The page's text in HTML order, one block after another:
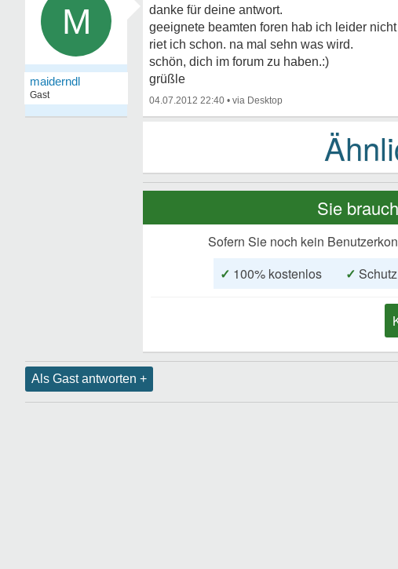
M
maiderndl
Gast
danke für deine antwort.
geeignete beamten foren hab ich leider
riet ich schon. na mal sehn was wird.
schön, dich im forum zu haben.:)
grüßle
04.07.2012 22:40 •
Sie
Sofern Sie noch kein
✓ 100% kostenlos ✓
Als Gast antworten +